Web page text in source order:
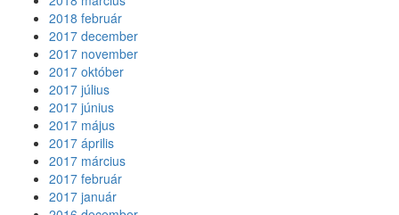
2018 február
2017 december
2017 november
2017 október
2017 július
2017 június
2017 május
2017 április
2017 március
2017 február
2017 január